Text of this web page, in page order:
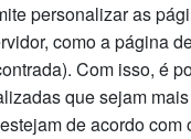
personalizar as
como a página
Com isso, é
que sejam
de acordo com